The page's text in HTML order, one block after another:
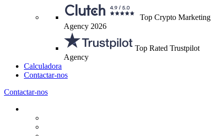
Top Crypto Marketing
Agency 2026
Top Rated Trustpilot
Agency
Calculadora
Contactar-nos
Contactar-nos